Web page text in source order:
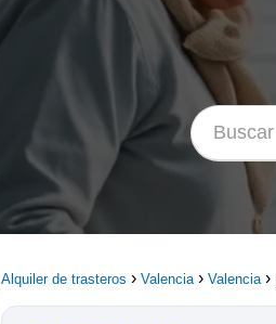
Alquiler de trasteros Valencia Valencia